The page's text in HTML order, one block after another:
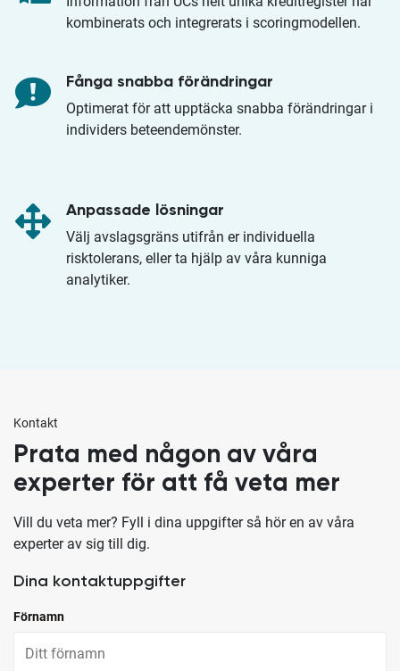
kombinerats och integrerats i scoringmodellen.
Fånga snabba förändringar
Optimerat för att upptäcka snabba förändringar i
individers beteendemönster.
Anpassade lösningar
Välj avslagsgräns utifrån er individuella
risktolerans, eller ta hjälp av våra kunniga
analytiker.
Kontakt
Prata med någon av våra
experter för att få veta mer
Vill du veta mer? Fyll i dina uppgifter så hör en av våra
experter av sig till dig.
Dina kontaktuppgifter
Förnamn